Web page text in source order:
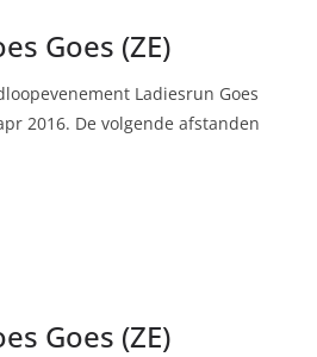
Goes (ZE)
Ladiesrun Goes
2016. De volgende afstanden
Goes (ZE)